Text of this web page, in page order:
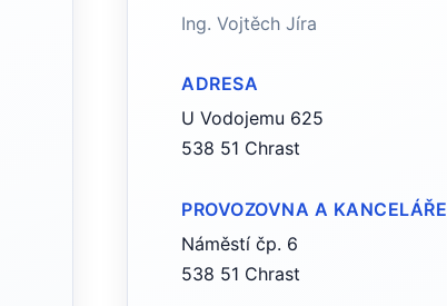
Ing. Vojtěch Jíra
ADRESA
U Vodojemu 625
538 51 Chrast
PROVOZOVNA A KANCELÁŘE
Náměstí čp. 6
538 51 Chrast